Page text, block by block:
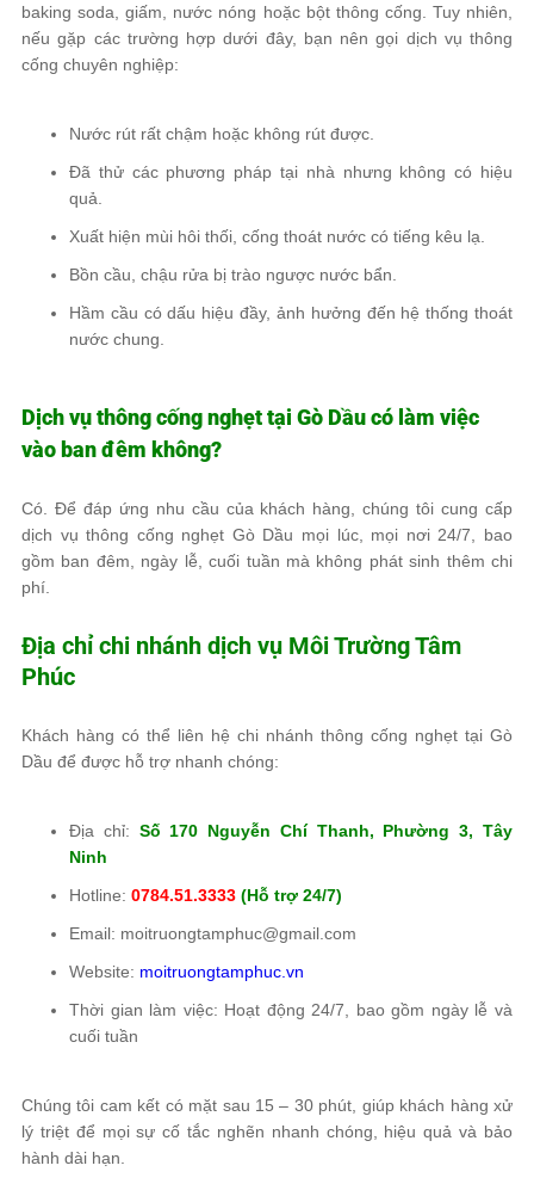
baking soda, giấm, nước nóng hoặc bột thông cống. Tuy nhiên,
nếu gặp các trường hợp dưới đây, bạn nên gọi dịch vụ thông
cống chuyên nghiệp:
Nước rút rất chậm hoặc không rút được.
Đã thử các phương pháp tại nhà nhưng không có hiệu
quả.
Xuất hiện mùi hôi thối, cống thoát nước có tiếng kêu lạ.
Bồn cầu, chậu rửa bị trào ngược nước bẩn.
Hầm cầu có dấu hiệu đầy, ảnh hưởng đến hệ thống thoát
nước chung.
Dịch vụ thông cống nghẹt tại Gò Dầu có làm việc
vào ban đêm không?
Có. Để đáp ứng nhu cầu của khách hàng, chúng tôi cung cấp
dịch vụ thông cống nghẹt Gò Dầu mọi lúc, mọi nơi 24/7, bao
gồm ban đêm, ngày lễ, cuối tuần mà không phát sinh thêm chi
phí.
Địa chỉ chi nhánh dịch vụ Môi Trường Tâm
Phúc
Khách hàng có thể liên hệ chi nhánh thông cống nghẹt tại Gò
Dầu để được hỗ trợ nhanh chóng:
Địa chỉ: Số 170 Nguyễn Chí Thanh, Phường 3, Tây
Ninh
Hotline: 0784.51.3333 (Hỗ trợ 24/7)
Email: moitruongtamphuc@gmail.com
Website: moitruongtamphuc.vn
Thời gian làm việc: Hoạt động 24/7, bao gồm ngày lễ và
cuối tuần
Chúng tôi cam kết có mặt sau 15 – 30 phút, giúp khách hàng xử
lý triệt để mọi sự cố tắc nghẽn nhanh chóng, hiệu quả và bảo
hành dài hạn.